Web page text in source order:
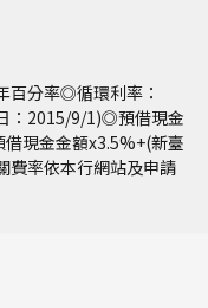
百分率◎循環利率：
：2015/9/1)◎預借現金
現金金額x3.5%+(新臺
率依本行網站及申請